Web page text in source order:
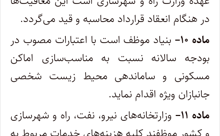
در هنگام انعقاد قرارداد محاسبه و قید می‌گردد.
ماده ۱۰–بنیاد موظف است با اعتبارات مصوب در
بودجه سالانه نسبت به مناسب‌سازی اماکن
مسکونی و ساماندهی محیط زیست شخصی
جانبازان ویژه اقدام نماید.
ماده ۱۱– وزارتخانه‌های نیرو، نفت، راه و شهرسازی